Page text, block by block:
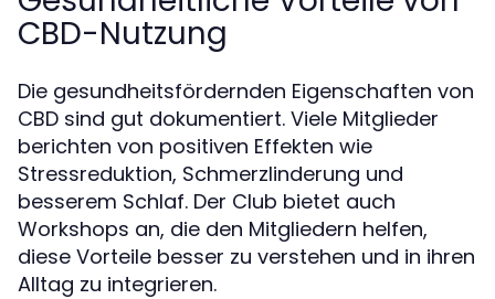
CBD-Nutzung
Die gesundheitsfördernden Eigenschaften von
CBD sind gut dokumentiert. Viele Mitglieder
berichten von positiven Effekten wie
Stressreduktion, Schmerzlinderung und
besserem Schlaf. Der Club bietet auch
Workshops an, die den Mitgliedern helfen,
diese Vorteile besser zu verstehen und in ihren
Alltag zu integrieren.